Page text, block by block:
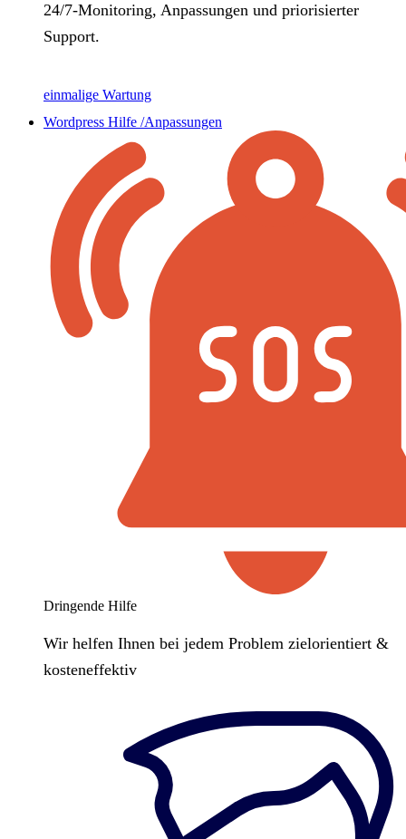
24/7‑Monitoring, Anpassungen und priorisierter
Support.
einmalige Wartung
Wordpress Hilfe /Anpassungen
Dringende Hilfe
Wir helfen Ihnen bei jedem Problem zielorientiert &
kosteneffektiv